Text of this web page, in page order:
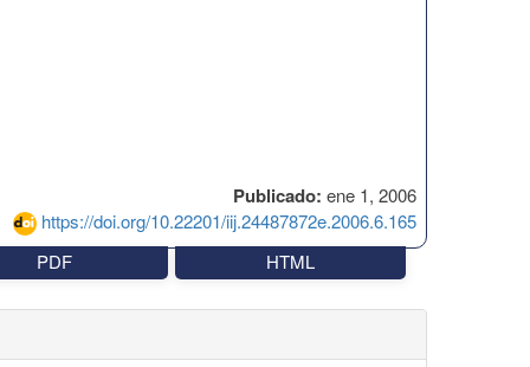
Publicado: ene 1, 2006
https://doi.org/10.22201/iij.24487872e.2006.6.165
PDF
HTML